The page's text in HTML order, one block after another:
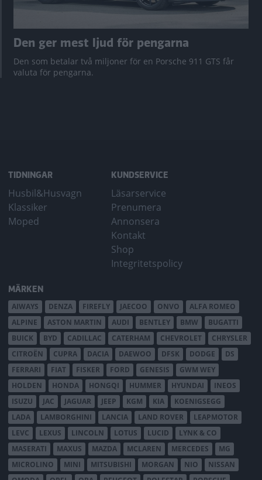
Den ger mest ljud för pengarna
Den som betalar två miljoner för en Porsche 911 GTS får
valuta för pengarna.
TIDNINGAR
Husbil&Husvagn
Klassiker
Moped
KUNDSERVICE
Läsarservice
Prenumera
Annonsera
Kontakt
Shop
Integritetspolicy
MÄRKEN
AIWAYS DENZA FIREFLY JAECOO ONVO
ALFA ROMEO
ALPINE
ASTON MARTIN AUDI BENTLEY BMW
BUGATTI
BUICK
BYD CADILLAC CATERHAM CHEVROLET
CHRYSLER
CITROËN
CUPRA DACIA DAEWOO DFSK DODGE
DS
FERRARI
FIAT FISKER FORD GENESIS
GWM WEY
HOLDEN
HONDA HONGQI HUMMER HYUNDAI
INEOS
ISUZU
JAC JAGUAR JEEP KGM KIA
KOENIGSEGG
LADA
LAMBORGHINI LANCIA LAND ROVER
LEAPMOTOR
LEVC
LEXUS LINCOLN LOTUS LUCID
LYNK & CO
MASERATI
MAXUS MAZDA MCLAREN MERCEDES
MG
MICROLINO
MINI MITSUBISHI MORGAN NIO
NISSAN